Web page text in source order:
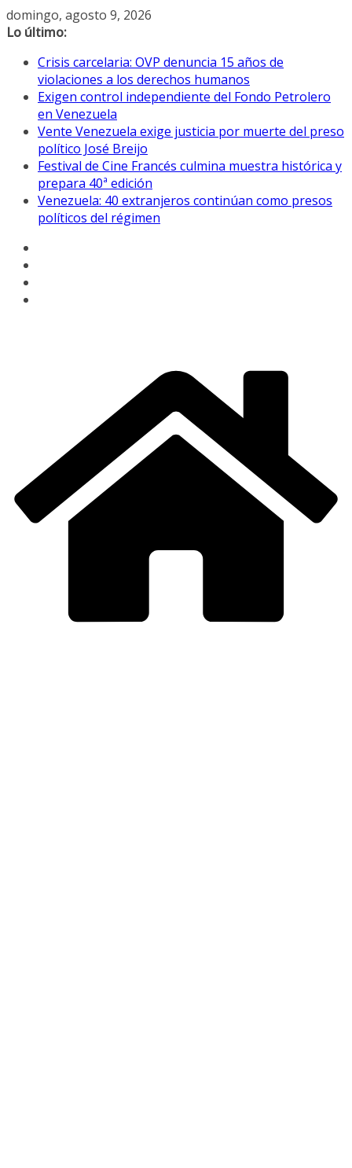
Saltar
al
domingo, agosto 9, 2026
Lo último:
Crisis carcelaria: OVP denuncia 15 años de
violaciones a los derechos humanos
Exigen control independiente del Fondo Petrolero
en Venezuela
Vente Venezuela exige justicia por muerte del preso
político José Breijo
Festival de Cine Francés culmina muestra histórica y
prepara 40ª edición
Venezuela: 40 extranjeros continúan como presos
políticos del régimen